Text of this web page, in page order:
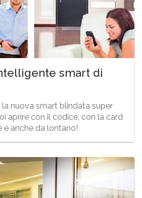
smart di
nuova smart blindata super
aprire con il codice, con la card
e anche da lontano!